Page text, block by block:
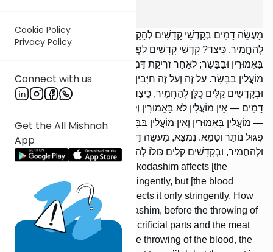
Cookie Policy
Privacy Policy
Connect with us
Get the All Mishnah
App
מַעֲשֵׂה דָמִים בְּקָדְשֵׁי קָדָשִׁים לְהָקֵל וּלְהַחֲמִיר, וּבְקָדָשִׁים קַלִּים כֻּלָּן
לְהַחֲמִיר. כֵּיצַד? קָדְשֵׁי קָדָשִׁים לִפְנֵי זְרִיקַת דָּמִים — מוֹעֲלִין
בָּאֵמוּרִין וּבַבָּשָׂר; לְאַחַר זְרִיקַת דָּמִים — מוֹעֲלִים בָּאֵמוּרִים וְאֵין
מוֹעֲלִין בַּבָּשָׂר. עַל זֶה וְעַל זֶה חַיָּבִין מִשּׁוּם פִּגּוּל נוֹתָר וְטָמֵא.
וּבְקָדָשִׁים קַלִּים כֻּלָּן לְהַחֲמִיר, כֵּיצַד? קָדָשִׁים קַלִּים לִפְנֵי זְרִיקַת
דָּמִים — אֵין מוֹעֲלִין לֹא בָּאֵמוּרִין וְלֹא בַבָּשָׂר; לְאַחַר זְרִיקַת דָּמִים
— מוֹעֲלִין בָּאֵמוּרִין וְאֵין מוֹעֲלִין בַּבָּשָׂר. עַל זֶה וְעַל זֶה חַיָּבִין מִשּׁוּם
פִּגּוּל נוֹתָר וְטָמֵא. נִמְצָא, מַעֲשֵׂה דָמִים בְּקָדְשֵׁי קָדָשִׁים לְהָקֵל
וּלְהַחֲמִיר, וּבְקָדָשִׁים קַלִּים כּוּלּוֹ לְהַחֲמִיר.
The blood service of kodshei kodashim affects [the
offering] both leniently and stringently, but [the blood
service] of kodashim kalim affects it only stringently. How
so? [Regarding] kodshei kodashim, before the throwing of
the blood [on the Altar], the sacrificial parts and the meat
are subject to me’ilah; after the throwing of the blood, the